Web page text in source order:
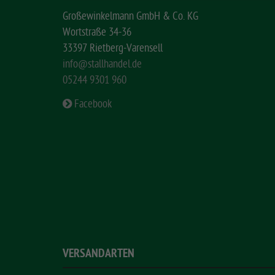
Großewinkelmann GmbH & Co. KG
Wortstraße 34-36
33397 Rietberg-Varensell
info@stallhandel.de
05244 9301 960
Facebook
VERSANDARTEN